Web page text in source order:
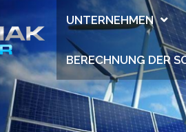
UNTERNEHMEN
BERECHNUNG DER